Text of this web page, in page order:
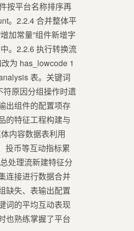
按平台名称排序再
。2.2.4 合并整体平
加常量”组件新增字
。2.2.6 执行转换流
为 has_lowcode 1
表。关键词
原因分组操作时遗
出组件的配置项存
的特征工程构建与
内容数据表利用
投币等互动指标累
处理流新建特征分
连接进行数据合并
缺失、表输出配置
词的平均互动表现
也熟练掌握了平台